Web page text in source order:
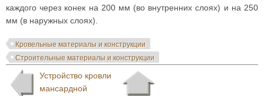
каждого через конек на 200 мм (во внутренних слоях) и на 250
мм (в наружных слоях).
Кровельные материалы и конструкции
Строительные материалы и конструкции
Устройство кровли
мансардной